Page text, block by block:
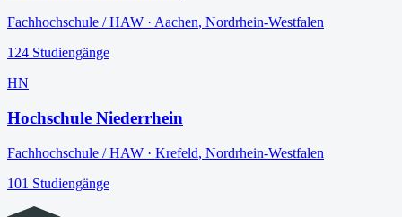
Fachhochschule / HAW · Aachen, Nordrhein-Westfalen
124 Studiengänge
HN
Hochschule Niederrhein
Fachhochschule / HAW · Krefeld, Nordrhein-Westfalen
101 Studiengänge